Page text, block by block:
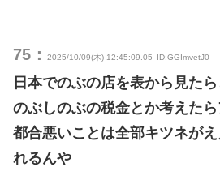
75： 2025/10/09(木) 12:45:09.05 ID:GGImvetJ0
日本でのぶの店を表から見た
のぶしのぶの税金とか考えた
都合悪いことは全部キツネが
れるんや